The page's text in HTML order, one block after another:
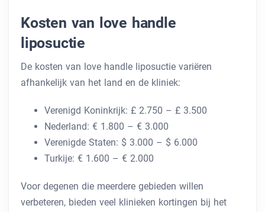
Kosten van love handle
liposuctie
De kosten van love handle liposuctie variëren
afhankelijk van het land en de kliniek:
Verenigd Koninkrijk: £ 2.750 – £ 3.500
Nederland: € 1.800 – € 3.000
Verenigde Staten: $ 3.000 – $ 6.000
Turkije: € 1.600 – € 2.000
Voor degenen die meerdere gebieden willen
verbeteren, bieden veel klinieken kortingen bij het